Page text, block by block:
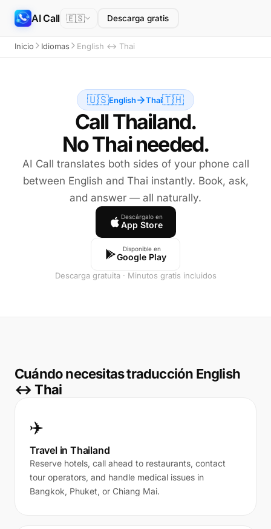
AI Call 🇪🇸 Descarga gratis
Inicio Idiomas English ↔ Thai
🇺🇸English Thai🇹🇭
Call Thailand.
No Thai needed.
AI Call translates both sides of your phone call
between English and Thai instantly. Book, ask,
and answer — all naturally.
Descárgalo en
App Store
Disponible en
Google Play
Descarga gratuita · Minutos gratis incluidos
Cuándo necesitas traducción English
↔ Thai
✈️
Travel in Thailand
Reserve hotels, call ahead to restaurants, contact
tour operators, and handle medical issues in
Bangkok, Phuket, or Chiang Mai.